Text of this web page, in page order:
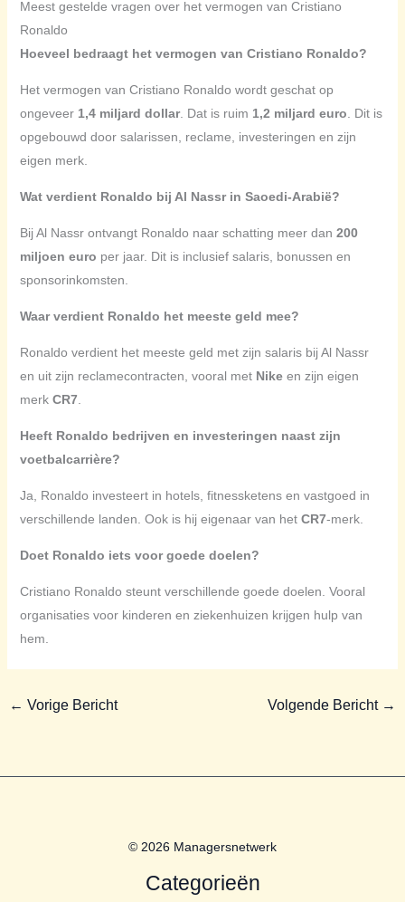
Meest gestelde vragen over het vermogen van Cristiano
Ronaldo
Hoeveel bedraagt het vermogen van Cristiano Ronaldo?
Het vermogen van Cristiano Ronaldo wordt geschat op
ongeveer 1,4 miljard dollar. Dat is ruim 1,2 miljard euro . Dit is
opgebouwd door salarissen, reclame, investeringen en zijn
eigen merk.
Wat verdient Ronaldo bij Al Nassr in Saoedi-Arabië?
Bij Al Nassr ontvangt Ronaldo naar schatting meer dan 200
miljoen euro per jaar. Dit is inclusief salaris, bonussen en
sponsorinkomsten.
Waar verdient Ronaldo het meeste geld mee?
Ronaldo verdient het meeste geld met zijn salaris bij Al Nassr
en uit zijn reclamecontracten, vooral met Nikeen zijn eigen
merk CR7
Heeft Ronaldo bedrijven en investeringen naast zijn
voetbalcarrière?
Ja, Ronaldo investeert in hotels, fitnessketens en vastgoed in
verschillende landen. Ook is hij eigenaar van het CR7-merk.
Doet Ronaldo iets voor goede doelen?
Cristiano Ronaldo steunt verschillende goede doelen. Vooral
organisaties voor kinderen en ziekenhuizen krijgen hulp van
hem.
← Vorige Bericht Volgende Bericht →
© 2026 Managersnetwerk
Categorieën